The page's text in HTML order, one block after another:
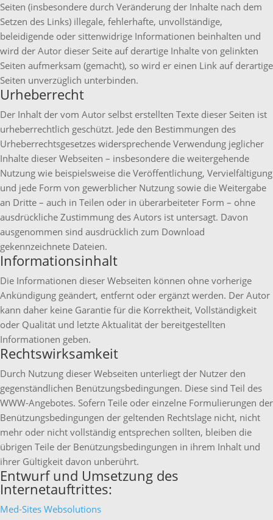
Seiten (insbesondere durch Veränderung der Inhalte nach dem
Setzen des Links) illegale, fehlerhafte, unvollständige,
beleidigende oder sittenwidrige Informationen beinhalten und
wird der Autor dieser Seite auf derartige Inhalte von gelinkten
Seiten aufmerksam (gemacht), so wird er einen Link auf derartige
Seiten unverzüglich unterbinden.
Urheberrecht
Der Inhalt der vom Autor selbst erstellten Texte dieser Seiten ist
urheberrechtlich geschützt. Jede den Bestimmungen des
Urheberrechtsgesetzes widersprechende Verwendung jeglicher
Inhalte dieser Webseiten – insbesondere die weitergehende
Nutzung wie beispielsweise die Veröffentlichung, Vervielfältigung
und jede Form von gewerblicher Nutzung sowie die Weitergabe
an Dritte – auch in Teilen oder in überarbeiteter Form – ohne
ausdrückliche Zustimmung des Autors ist untersagt. Davon
ausgenommen sind ausdrücklich zum Download
gekennzeichnete Dateien.
Informationsinhalt
Die Informationen dieser Webseiten können ohne vorherige
Ankündigung geändert, entfernt oder ergänzt werden. Der Autor
kann daher keine Garantie für die Korrektheit, Vollständigkeit
oder Qualität und letzte Aktualität der bereitgestellten
Informationen geben.
Rechtswirksamkeit
Durch Nutzung dieser Webseiten unterliegt der Nutzer den
gegenständlichen Benützungsbedingungen. Diese sind Teil des
WWW-Angebotes. Sofern Teile oder einzelne Formulierungen der
Benützungsbedingungen der geltenden Rechtslage nicht, nicht
mehr oder nicht vollständig entsprechen sollten, bleiben die
übrigen Teile der Benützungsbedingungen in ihrem Inhalt und
ihrer Gültigkeit davon unberührt.
Entwurf und Umsetzung des
Internetauftrittes:
Med-Sites Websolutions